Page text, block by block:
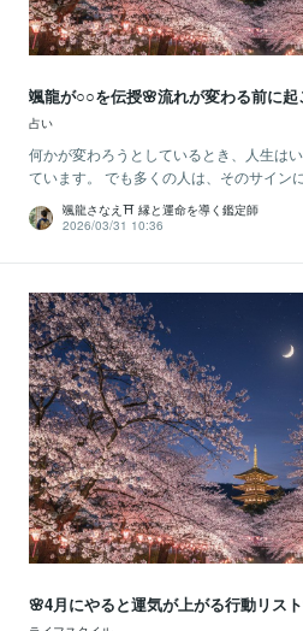
颯龍が○○を伝授🌸流れが変わる前に
占い
何かが変わろうとしているとき、人生は
ています。 でも多くの人は、そのサイン
颯龍さなえ⛩ 縁と運命を導く鑑定師
2026/03/31 10:36
🌸4月にやると運気が上がる行動リス